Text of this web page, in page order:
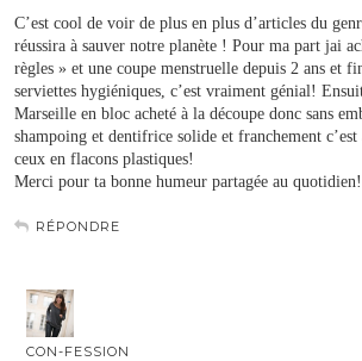
C’est cool de voir de plus en plus d’articles du
réussira à sauver notre planète ! Pour ma part jai
règles » et une coupe menstruelle depuis 2 ans et
serviettes hygiéniques, c’est vraiment génial!
Marseille en bloc acheté à la découpe donc sans
shampoing et dentifrice solide et franchement
ceux en flacons plastiques!
Merci pour ta bonne humeur partagée au quotidien!
RÉPONDRE
CON-FESSION